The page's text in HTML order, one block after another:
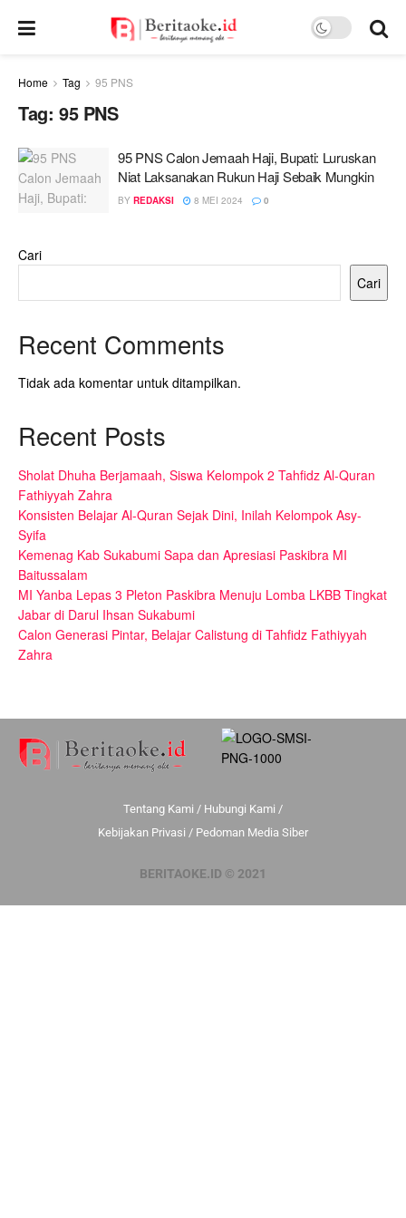
Home Tag 95 PNS
Tag: 95 PNS
95 PNS Calon Jemaah Haji, Bupati: Luruskan
Niat Laksanakan Rukun Haji Sebaik Mungkin
BY REDAKSI 8 MEI 2024 0
Cari
Cari
Recent Comments
Tidak ada komentar untuk ditampilkan.
Recent Posts
Sholat Dhuha Berjamaah, Siswa Kelompok 2 Tahfidz Al-Quran
Fathiyyah Zahra
Konsisten Belajar Al-Quran Sejak Dini, Inilah Kelompok Asy-
Syifa
Kemenag Kab Sukabumi Sapa dan Apresiasi Paskibra MI
Baitussalam
MI Yanba Lepas 3 Pleton Paskibra Menuju Lomba LKBB Tingkat
Jabar di Darul Ihsan Sukabumi
Calon Generasi Pintar, Belajar Calistung di Tahfidz Fathiyyah
Zahra
Tentang Kami / Hubungi Kami /
Kebijakan Privasi / Pedoman Media Siber
BERITAOKE.ID © 2021